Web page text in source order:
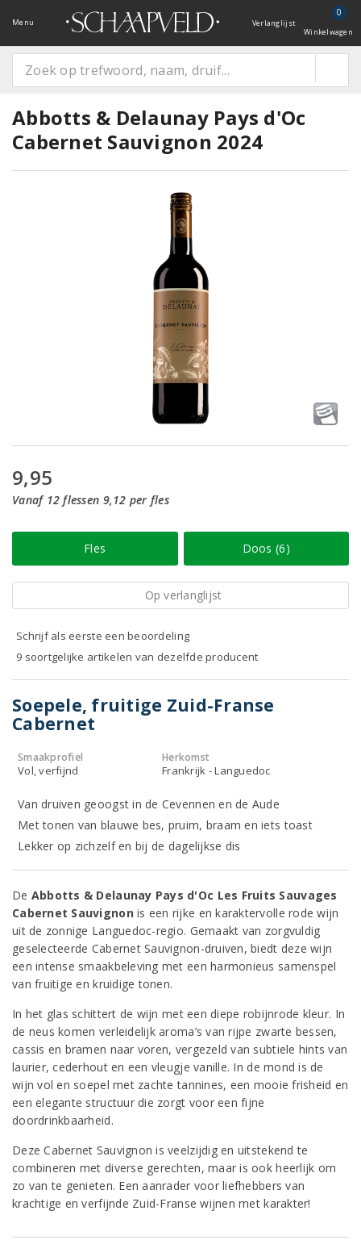
Menu Verlanglijst
0
Winkelwagen
Abbotts & Delaunay Pays d'Oc
Cabernet Sauvignon 2024
9,95
Vanaf 12 flessen 9,12 per fles
Fles Doos (6)
Op verlanglijst
Schrijf als eerste een beoordeling
9 soortgelijke artikelen van dezelfde producent
Soepele, fruitige Zuid-Franse
Cabernet
Smaakprofiel
Vol, verfijnd
Herkomst
Frankrijk - Languedoc
Van druiven geoogst in de Cevennen en de Aude
Met tonen van blauwe bes, pruim, braam en iets toast
Lekker op zichzelf en bij de dagelijkse dis
De Abbotts & Delaunay Pays d'Oc Les Fruits Sauvages
Cabernet Sauvignonis een rijke en karaktervolle rode wijn
uit de zonnige Languedoc-regio. Gemaakt van zorgvuldig
geselecteerde Cabernet Sauvignon-druiven, biedt deze wijn
een intense smaakbeleving met een harmonieus samenspel
van fruitige en kruidige tonen.
In het glas schittert de wijn met een diepe robijnrode kleur. In
de neus komen verleidelijk aroma’s van rijpe zwarte bessen,
cassis en bramen naar voren, vergezeld van subtiele hints van
laurier, cederhout en een vleugje vanille. In de mond is de
wijn vol en soepel met zachte tannines, een mooie frisheid en
een elegante structuur die zorgt voor een fijne
doordrinkbaarheid.
Deze Cabernet Sauvignon is veelzijdig en uitstekend te
combineren met diverse gerechten, maar is ook heerlijk om
zo van te genieten. Een aanrader voor liefhebbers van
krachtige en verfijnde Zuid-Franse wijnen met karakter!